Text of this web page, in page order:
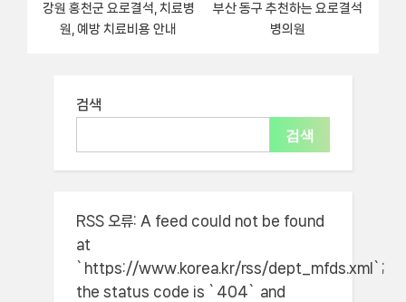
강원 홍천군 요로결석, 치료병
원, 예방 치료비용 안내
부산 동구 추천하는 요로결석
병의원
검색
검색
RSS 오류: A feed could not be found
at
`https://www.korea.kr/rss/dept_mfds.xml`;
the status code is `404` and